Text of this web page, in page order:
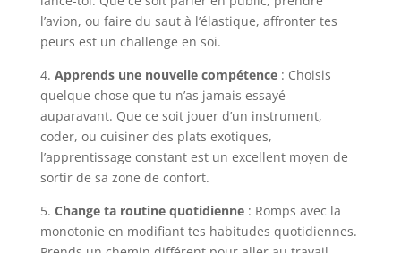
l’avion, ou faire du saut à l’élastique, affronter tes
peurs est un challenge en soi.
4. Apprends une nouvelle compétence: Choisis
quelque chose que tu n’as jamais essayé
auparavant. Que ce soit jouer d’un instrument,
coder, ou cuisiner des plats exotiques,
l’apprentissage constant est un excellent moyen de
sortir de sa zone de confort.
5. Change ta routine quotidienne: Romps avec la
monotonie en modifiant tes habitudes quotidiennes.